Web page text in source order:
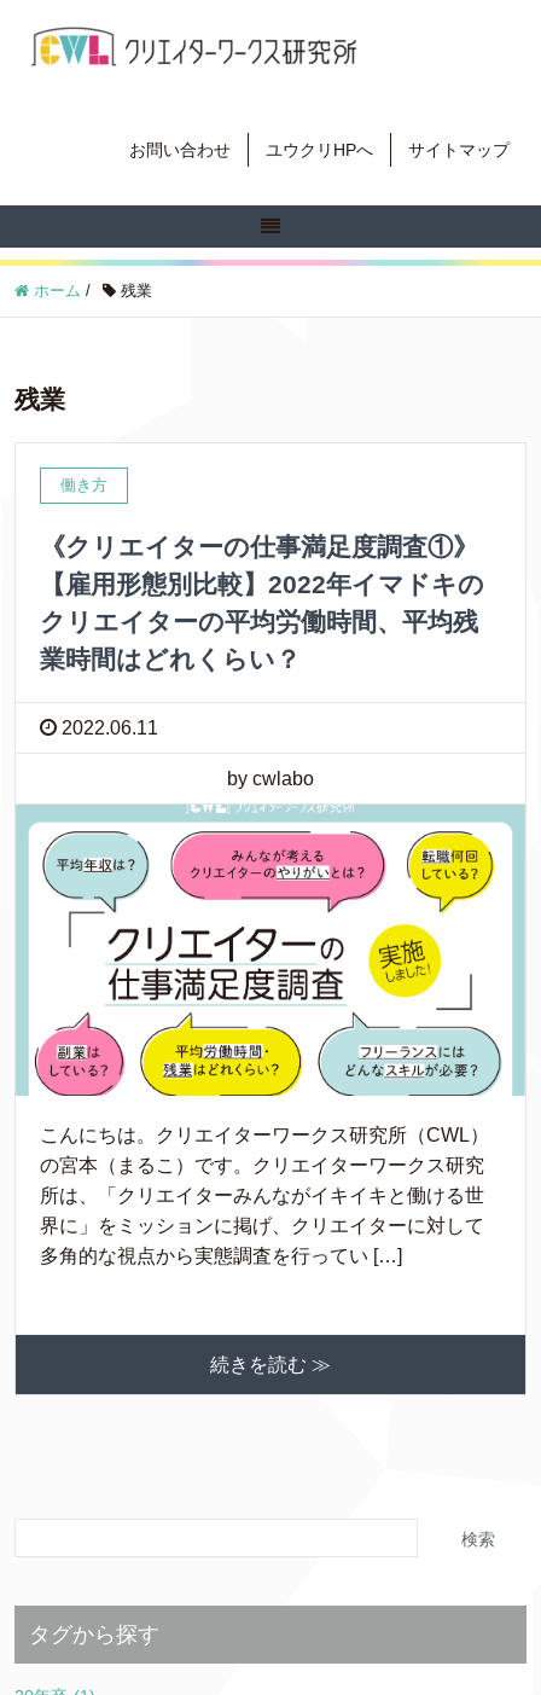
お問い合わせ ユウクリHPへ サイトマップ
ホーム / 残業
残業
働き方
《クリエイターの仕事満足度調査①》
【雇用形態別比較】2022年イマドキの
クリエイターの平均労働時間、平均残
業時間はどれくらい？
2022.06.11
by cwlabo
こんにちは。クリエイターワークス研究所（CWL）
の宮本（まるこ）です。クリエイターワークス研究
所は、「クリエイターみんながイキイキと働ける世
界に」をミッションに掲げ、クリエイターに対して
多角的な視点から実態調査を行ってい […]
続きを読む ≫
検索
タグから探す